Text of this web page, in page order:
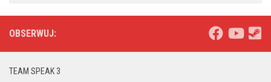
OBSERWUJ:
TEAM SPEAK 3